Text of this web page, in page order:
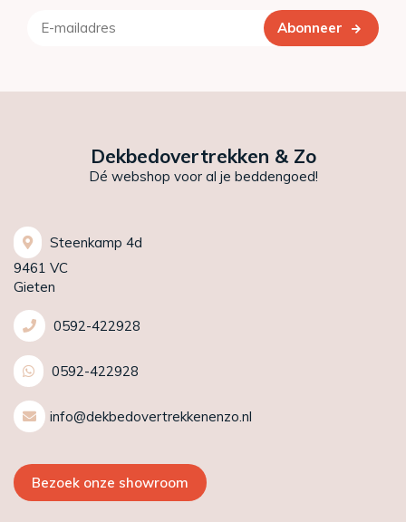
Abonneer
Dekbedovertrekken & Zo
Dé webshop voor al je beddengoed!
Steenkamp 4d
9461 VC
Gieten
0592-422928
0592-422928
info@dekbedovertrekkenenzo.nl
Bezoek onze showroom